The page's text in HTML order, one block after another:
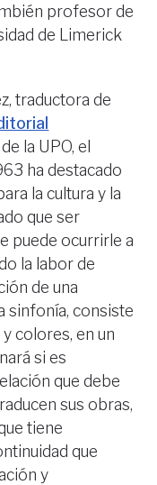
profesor de
de Limerick
traductora de
la UPO, el
ha destacado
la cultura y la
que ser
puede ocurrirle a
la labor de
de una
sinfonía, consiste
colores, en un
si es
que debe
sus obras,
tiene
que
y